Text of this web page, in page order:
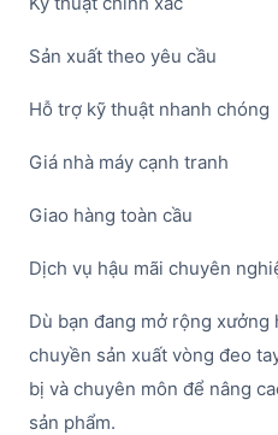
Sản xuất theo yêu cầu
Hỗ trợ kỹ thuật nhanh chóng
Giá nhà máy cạnh tranh
Giao hàng toàn cầu
Dịch vụ hậu mãi chuyên
Dù bạn đang mở rộng
chuyền sản xuất vòng đeo
bị và chuyên môn để nâng
sản phẩm.